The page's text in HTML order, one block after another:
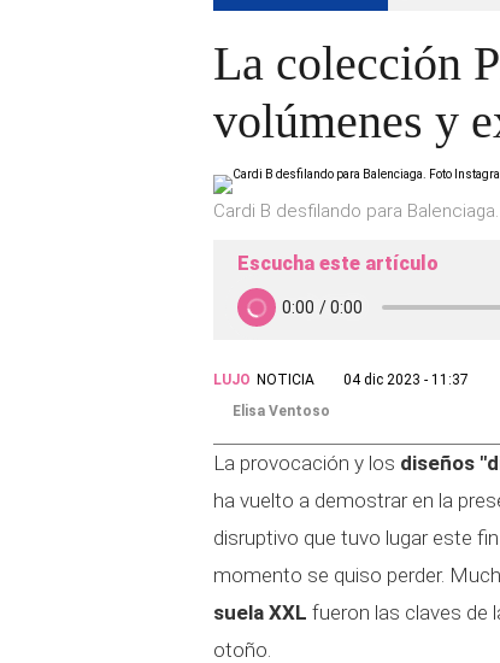
La colección
volúmenes y
Cardi B desfilando para
Escucha este artículo
LUJO NOTICIA
04 dic 2023 - 11:37
Elisa Ventoso
La provocación y los diseños
ha vuelto a demostrar en la
disruptivo que tuvo lugar este
momento se quiso perder.
suela XXL fueron las claves de
otoño.